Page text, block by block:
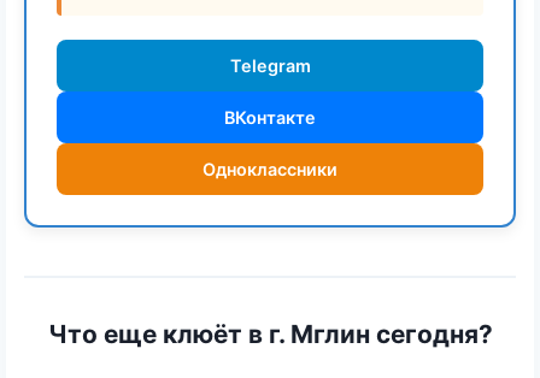
Telegram
ВКонтакте
Одноклассники
Что еще клюёт в г. Мглин сегодня?